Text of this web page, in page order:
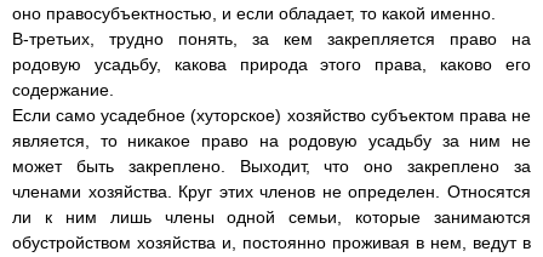
оно правосубъектностью, и если обладает, то какой именно.
В-третьих, трудно понять, за кем закрепляется право на
родовую усадьбу, какова природа этого права, каково его
содержание.
Если само усадебное (хуторское) хозяйство субъектом права не
является, то никакое право на родовую усадьбу за ним не
может быть закреплено. Выходит, что оно закреплено за
членами хозяйства. Круг этих членов не определен. Относятся
ли к ним лишь члены одной семьи, которые занимаются
обустройством хозяйства и, постоянно проживая в нем, ведут в